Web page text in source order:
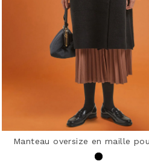
Manteau oversize en maille